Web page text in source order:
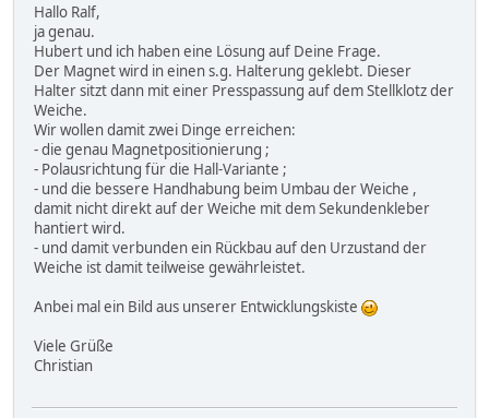
Hallo Ralf,
ja genau.
Hubert und ich haben eine Lösung auf Deine Frage.
Der Magnet wird in einen s.g. Halterung geklebt. Dieser
Halter sitzt dann mit einer Presspassung auf dem Stellklotz der
Weiche.
Wir wollen damit zwei Dinge erreichen:
- die genau Magnetpositionierung ;
- Polausrichtung für die Hall-Variante ;
- und die bessere Handhabung beim Umbau der Weiche ,
damit nicht direkt auf der Weiche mit dem Sekundenkleber
hantiert wird.
- und damit verbunden ein Rückbau auf den Urzustand der
Weiche ist damit teilweise gewährleistet.
Anbei mal ein Bild aus unserer Entwicklungskiste
Viele Grüße
Christian